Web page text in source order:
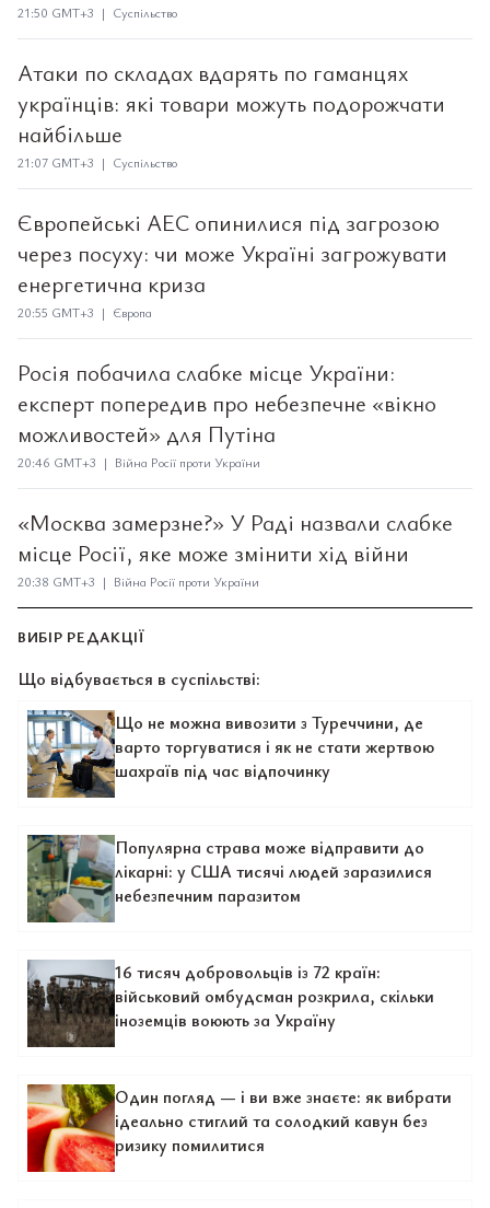
21:50 GMT+3 | Суспільство
Атаки по складах вдарять по гаманцях
українців: які товари можуть подорожчати
найбільше
21:07 GMT+3 | Суспільство
Європейські АЕС опинилися під загрозою
через посуху: чи може Україні загрожувати
енергетична криза
20:55 GMT+3 | Європа
Росія побачила слабке місце України:
експерт попередив про небезпечне «вікно
можливостей» для Путіна
20:46 GMT+3 | Війна Росії проти України
«Москва замерзне?» У Раді назвали слабке
місце Росії, яке може змінити хід війни
20:38 GMT+3 | Війна Росії проти України
ВИБІР РЕДАКЦІЇ
Що відбувається в суспільстві:
Що не можна вивозити з Туреччини, де
варто торгуватися і як не стати жертвою
шахраїв під час відпочинку
Популярна страва може відправити до
лікарні: у США тисячі людей заразилися
небезпечним паразитом
16 тисяч добровольців із 72 країн:
військовий омбудсман розкрила, скільки
іноземців воюють за Україну
Один погляд — і ви вже знаєте: як вибрати
ідеально стиглий та солодкий кавун без
ризику помилитися